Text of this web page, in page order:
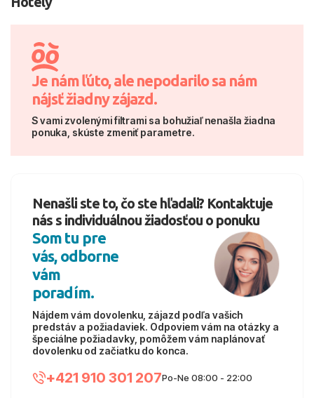
Je nám ľúto, ale nepodarilo sa nám
nájsť žiadny zájazd.
S vami zvolenými filtrami sa bohužiaľ nenašla žiadna
ponuka, skúste zmeniť parametre.
Nenašli ste to, čo ste hľadali? Kontaktuje
nás s individuálnou žiadosťou o ponuku
Som tu pre
vás, odborne
vám
poradím.
Nájdem vám dovolenku, zájazd podľa vašich
predstáv a požiadaviek. Odpoviem vám na otázky a
špeciálne požiadavky, pomôžem vám naplánovať
dovolenku od začiatku do konca.
+421 910 301 207Po-Ne 08:00 - 22:00